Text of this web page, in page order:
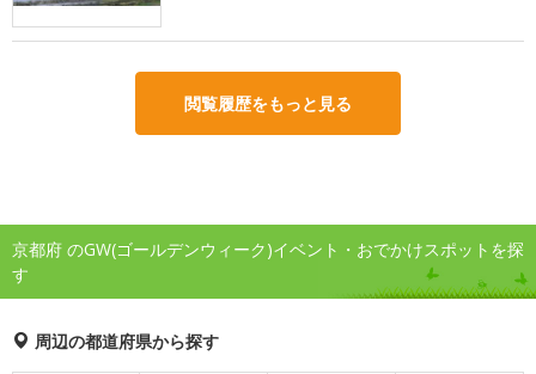
閲覧履歴をもっと見る
京都府 のGW(ゴールデンウィーク)イベント・おでかけスポットを探
す
周辺の都道府県から探す